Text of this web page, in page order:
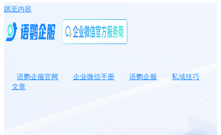
跳至内容
语鹦企服官网 企业微信手册 语鹦企服
私域技巧
文章